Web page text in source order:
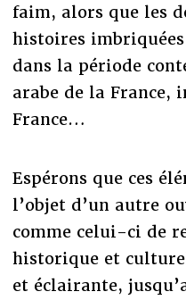
faim, alors que les
histoires
dans la période
arabe de la France,
France…
Espérons que ces
l’objet d’un autre
comme celui-ci de
historique et
et éclairante,